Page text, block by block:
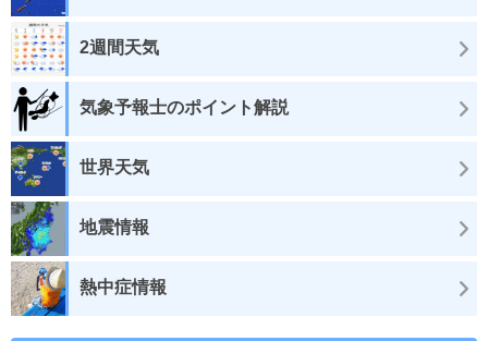
2週間天気
気象予報士のポイント解説
世界天気
地震情報
熱中症情報